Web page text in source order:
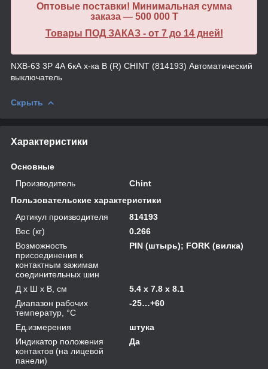
Оптовые поставки! Минимальная сумма
заказа — 500 000 T
Товары ПОД ЗАКАЗ - от 7 до 14 дней!
NXB-63 3P 4А 6кА х-ка B (R) CHINT (814193) Автоматический
выключатель
Скрыть
Характеристики
Основные
Производитель
Chint
Пользовательские характеристики
Артикул производителя
814193
Вес (кг)
0.266
Возможность
присоединения к
контактным зажимам
соединительных шин
PIN (штырь); FORK (вилка)
Д х Ш х В, см
5.4 x 7.8 x 8.1
Диапазон рабочих
температур, °С
-25…+60
Ед.измерения
штука
Индикатор положения
контактов (на лицевой
панели)
Да